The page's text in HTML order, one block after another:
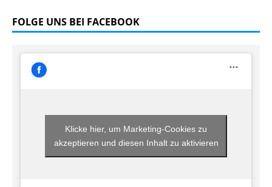
FOLGE UNS BEI FACEBOOK
Klicke hier, um Marketing-Cookies zu
akzeptieren und diesen Inhalt zu aktivieren